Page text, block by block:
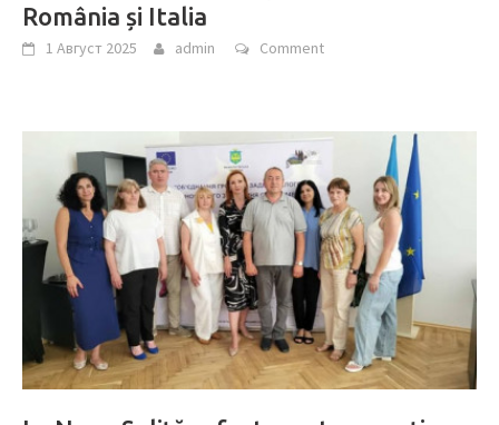
România și Italia
1 Август 2025 admin Comment